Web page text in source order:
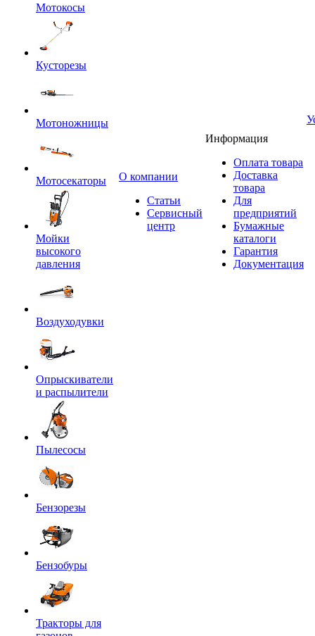
Мотокосы
Кусторезы
Мотоножницы
Мотосекаторы
Мойки
высокого
давления
Воздуходувки
Опрыскиватели
и распылители
Пылесосы
Бензорезы
Бензобуры
Тракторы для
O компании
Статьи
Сервисный
центр
Информация
Оплата товара
Доставка
товара
Для
предприятий
Бумажные
каталоги
Гарантия
Документация